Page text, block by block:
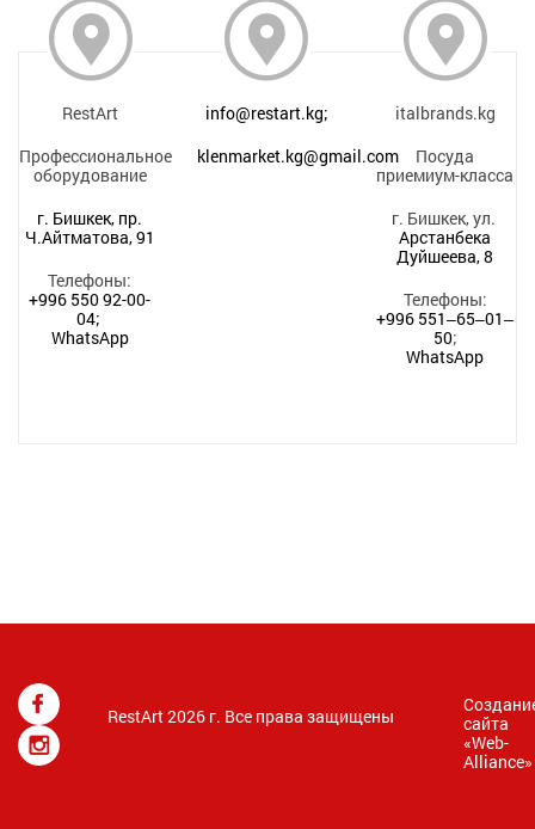
RestArt
Профессиональное
оборудование
г. Бишкек, пр.
Ч.Айтматова, 91
Телефоны:
+996 550 92-00-
04;
WhatsApp
info@restart.kg;
klenmarket.kg@gmail.com
italbrands.kg
Посуда
приемиум-класса
г. Бишкек, ул.
Арстанбека
Дуйшеева, 8
Телефоны:
+996 551‒65‒01‒
50;
WhatsApp
RestArt 2026 г. Все права защищены
сайта
«Web-
Alliance»